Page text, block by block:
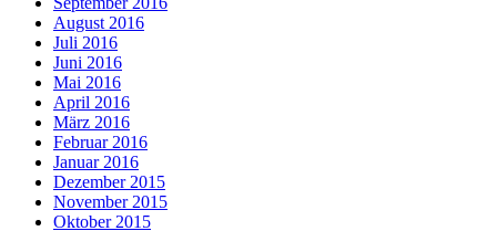
August 2016
Juli 2016
Juni 2016
Mai 2016
April 2016
März 2016
Februar 2016
Januar 2016
Dezember 2015
November 2015
Oktober 2015